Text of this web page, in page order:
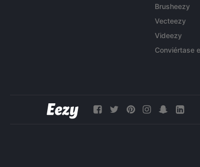
Brusheezy
Vecteezy
Videezy
Conviértase